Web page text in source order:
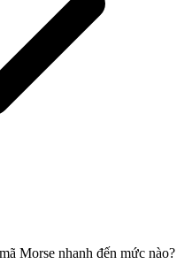
Morse nhanh đến mức nào?